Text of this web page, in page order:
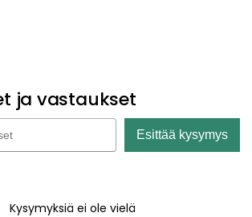
ja vastaukset
Esittää kysymys
Kysymyksiä ei ole vielä